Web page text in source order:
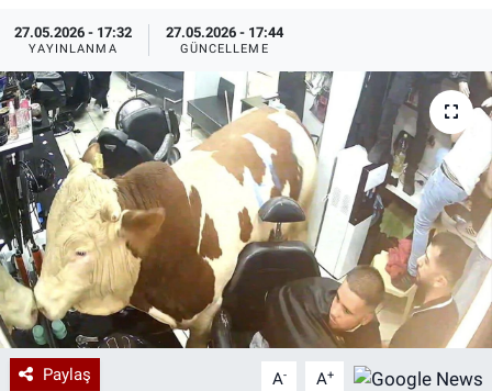
27.05.2026 - 17:32
YAYINLANMA
27.05.2026 - 17:44
GÜNCELLEME
Paylaş A- A+
Yazarlar
Medya
Özel Haberler
Kadın
Erişim Bilgileri
Sağlık
Teknoloji